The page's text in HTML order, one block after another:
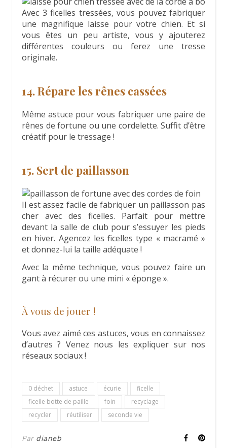
Avec 3 ficelles tressées, vous pouvez fabriquer
une magnifique laisse pour votre chien. Et si
vous êtes un peu artiste, vous y ajouterez
différentes couleurs ou ferez une tresse
originale.
14. Répare les rênes cassées
Même astuce pour vous fabriquer une paire de
rênes de fortune ou une cordelette. Suffit d’être
créatif pour le tressage !
15. Sert de paillasson
Il est assez facile de fabriquer un paillasson pas
cher avec des ficelles. Parfait pour mettre
devant la salle de club pour s’essuyer les pieds
en hiver. Agencez les ficelles type « macramé »
et donnez-lui la taille adéquate !
Avec la même technique, vous pouvez faire un
gant à récurer ou une mini « éponge ».
À vous de jouer !
Vous avez aimé ces astuces, vous en connaissez
d’autres ? Venez nous les expliquer sur nos
réseaux sociaux !
0 déchet astuce écurie
ficelle
ficelle botte de paille
foin
recyclage
recycler
réutiliser seconde vie
Par dianeb